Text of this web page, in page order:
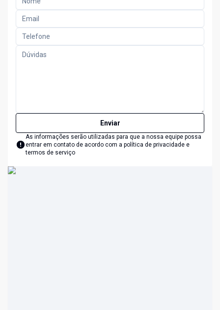
Enviar
As informações serão utilizadas para que a nossa equipe possa
entrar em contato de acordo com a política de privacidade e
termos de serviço